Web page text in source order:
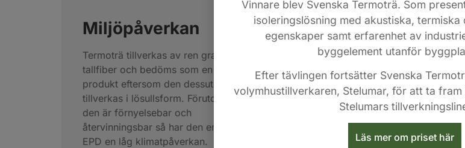
Miljöpåverkan
Termoträ tillverkas av ren gran- och
tallfiber och bedöms som en cirkulär
produkt eftersom den dessutom
tillverkas i lösullsform. Förutom att
den är förnyelsebar och
återvinningsbar så har den enligt vår
EPD en låg klimatpåverkan.
Brandsäkerhet
Termoträ Fire Protect har hög
brandskyddande effekt .
Brandtypgodkänd för trästommar.
Brandklass D-s2,d0 och REI 30 -
REI120 i konstruktioner. För
flervåningshus upp till 8 våningar och
Vinnare blev Svenska Termoträ. Som
isoleringslösning med akustiska,
egenskaper samt erfarenhet av
byggelement utanför
Efter tävlingen fortsätter Svenska
volymhustillverkaren, Stelumar, för att ta
Stelumars
Läs mer om priset här